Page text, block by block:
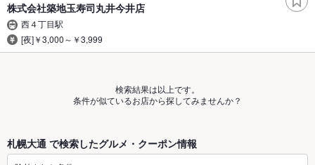
株式会社築地玉寿司丸井今井店
西４丁目駅
[夜]￥3,000～￥3,999
検索結果は以上です。
条件が似ているお店から探してみませんか？
札幌大通 で検索したグルメ・クーポン情報